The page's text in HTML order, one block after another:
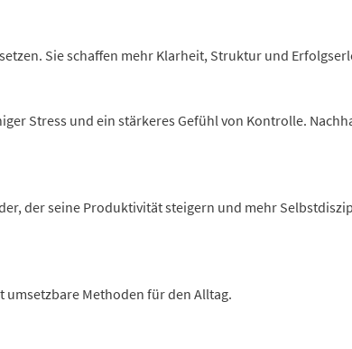
Sie schaffen mehr Klarheit, Struktur und
Stress und ein stärkeres Gefühl von Kontrolle.
der seine Produktivität steigern und mehr
Methoden für den Alltag.